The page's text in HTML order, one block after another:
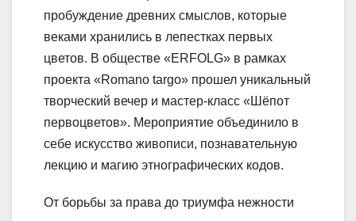
пробуждение древних смыслов, которые
веками хранились в лепестках первых
цветов. В обществе «ERFOLG» в рамках
проекта «Romano targo» прошел уникальный
творческий вечер и мастер-класс «Шёпот
первоцветов». Мероприятие объединило в
себе искусство живописи, познавательную
лекцию и магию этнографических кодов.
От борьбы за права до триумфа нежности